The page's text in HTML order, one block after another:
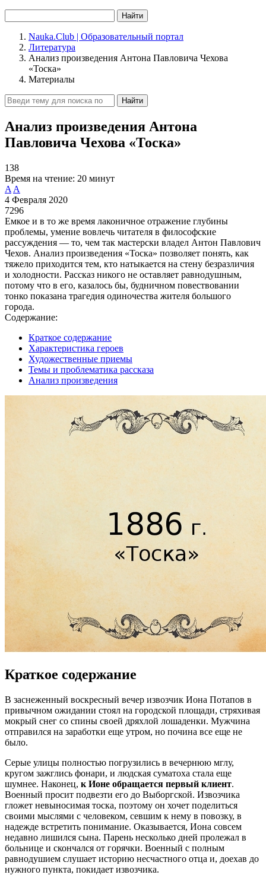
Найти
Nauka.Club | Образовательный портал
Литература
Анализ произведения Антона Павловича Чехова
«Тоска»
Материалы
Найти
Анализ произведения Антона
Павловича Чехова «Тоска»
138
Время на чтение: 20 минут
A A
4 Февраля 2020
7296
Емкое и в то же время лаконичное отражение глубины
проблемы, умение вовлечь читателя в философские
рассуждения — то, чем так мастерски владел Антон Павлович
Чехов. Анализ произведения «Тоска» позволяет понять, как
тяжело приходится тем, кто натыкается на стену безразличия
и холодности. Рассказ никого не оставляет равнодушным,
потому что в его, казалось бы, будничном повествовании
тонко показана трагедия одиночества жителя большого
города.
Содержание:
Краткое содержание
Характеристика героев
Художественные приемы
Темы и проблематика рассказа
Анализ произведения
Краткое содержание
В заснеженный воскресный вечер извозчик Иона Потапов в
привычном ожидании стоял на городской площади, стряхивая
мокрый снег со спины своей дряхлой лошаденки. Мужчина
отправился на заработки еще утром, но почина все еще не
было.
Серые улицы полностью погрузились в вечернюю мглу,
кругом зажглись фонари, и людская суматоха стала еще
шумнее. Наконец, к Ионе обращается первый клиент.
Военный просит подвезти его до Выборгской. Извозчика
гложет невыносимая тоска, поэтому он хочет поделиться
своими мыслями с человеком, севшим к нему в повозку, в
надежде встретить понимание. Оказывается, Иона совсем
недавно лишился сына. Парень несколько дней пролежал в
больнице и скончался от горячки. Военный с полным
равнодушием слушает историю несчастного отца и, доехав до
нужного пункта, покидает извозчика.